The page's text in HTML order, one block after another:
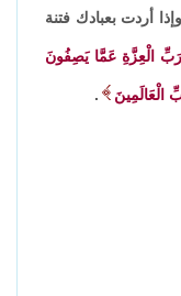
أردت بعبادك فتنة
الْعِزَّةِ عَمَّا يَصِفُونَ
.